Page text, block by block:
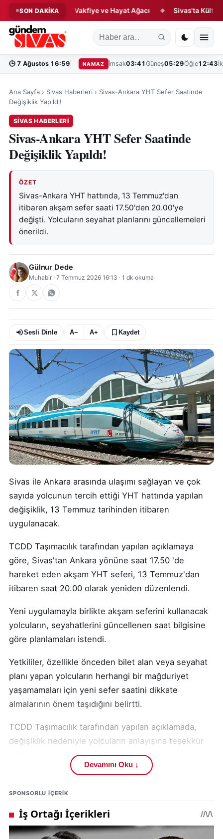
SON DAKİKA
Hikâyesi: Çini, Vakfiye ve Hayat Ağacı ◆ Sivas'ta Kültür ve
🕒 7 Ağustos 16:59 NAMAZ İmsak03:41 Güneş05:29Öğle12:43
Ana Sayfa › Sivas Haberleri › Sivas-Ankara YHT Sefer Saatinde
Değişiklik Yapıldı!
SIVAS HABERLERI
Sivas-Ankara YHT Sefer Saatinde
Değişiklik Yapıldı!
ÖZET
Sivas-Ankara YHT hattında, 13 Temmuz'dan
itibaren akşam sefer saati 17.50'den 20.00'ye
değişti. Yolcuların seyahat planlarını güncellemeleri
önerildi.
Gülnur Dede
Muhabir · 7 Temmuz 2026 16:13 · 1 dk okuma
Sesli Dinle A− A+ Kaydet
Sivas ile Ankara arasında ulaşımı sağlayan ve çok
sayıda yolcunun tercih ettiği YHT hattında yapılan
değişiklik, 13 Temmuz tarihinden itibaren
uygulanacak.
TCDD Taşımacılık tarafından yapılan açıklamaya
göre, Sivas'tan Ankara yönüne saat 17.50 'de
hareket eden akşam YHT seferi, 13 Temmuz'dan
itibaren saat 20.00 olarak yeniden düzenlendi.
Yeni uygulamayla birlikte akşam seferini kullanacak
yolcuların, seyahatlerini güncellenen saat bilgisine
göre planlamaları istendi.
Yetkililer, özellikle önceden bilet alan veya seyahat
planı yapan yolcuların herhangi bir mağduriyet
yaşamamaları için yeni sefer saatini dikkate
almalarının önem taşıdığını belirtti.
TCDD Taşımacılık tarafından yapılan açıklamada,
değişiklik nedeniyle yolcuların anlayışına teşekkür
edilirken, seyahat planlarının yeni saat
düzenlemesine göre gözden geçirilmesi tavsiye
Yüksek Hızlı Tren hattındaki bu değişiklik, 13
Temmuz tarihinden itibaren geçerli olacak.
Devamını Oku ↓
SPONSORLU IÇERIK